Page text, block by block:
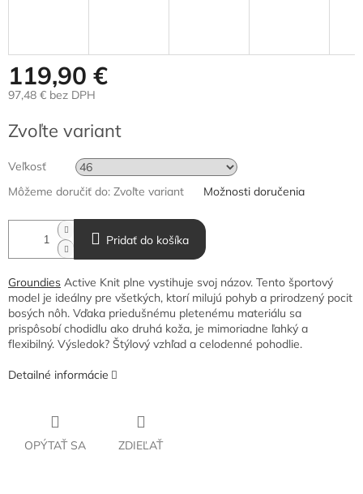
119,90 €
97,48 € bez DPH
cena:
Zvoľte variant
Veľkosť
Môžeme doručiť do: Zvoľte variant Možnosti doručenia
Pridať do košíka
Groundies Active Knit plne vystihuje svoj názov. Tento športový
model je ideálny pre všetkých, ktorí milujú pohyb a prirodzený pocit
bosých nôh. Vďaka priedušnému pletenému materiálu sa
prispôsobí chodidlu ako druhá koža, je mimoriadne ľahký a
flexibilný. Výsledok? Štýlový vzhľad a celodenné pohodlie.
Detailné informácie
OPÝTAŤ SA ZDIEĽAŤ